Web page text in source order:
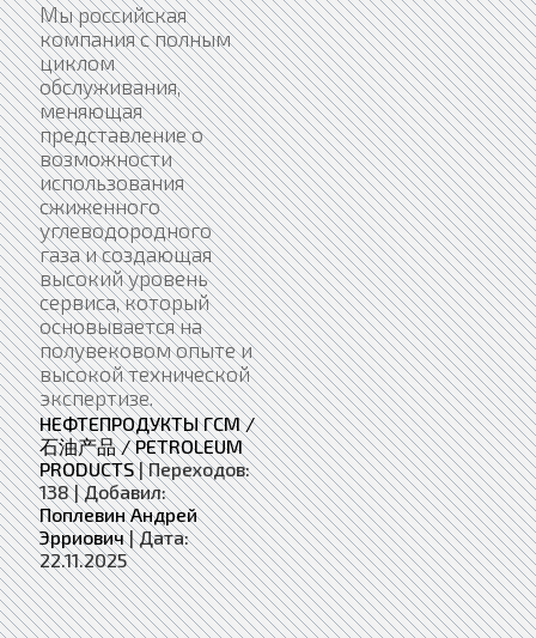
Мы российская
компания с полным
циклом
обслуживания,
меняющая
представление о
возможности
использования
сжиженного
углеводородного
газа и создающая
высокий уровень
сервиса, который
основывается на
полувековом опыте и
высокой технической
экспертизе.
НЕФТЕПРОДУКТЫ ГСМ /
石油产品 / PETROLEUM
PRODUCTS|Переходов:
138 |Добавил:
Поплевин Андрей
Эрриович |Дата:
22.11.2025